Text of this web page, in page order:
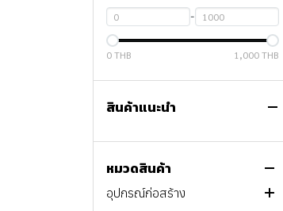
-
0 THB 1,000 THB
สินค้าแนะนำ
หมวดสินค้า
สินค้าทั้งหมด
สว่าง
เครื่องกำเนิดไฟฟ้า CP
ไฟส่องสว่าง CP
ปั๊มน้ำ
ปั๊มแบบอัตโนมัติ
ปั๊มแช่ และปั๊มจุ่ม
ปั๊มลม และเครื่องมือลม
ปั๊มลมสกรู
อุปกรณ์ก่อสร้าง